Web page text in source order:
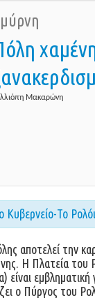
Μακαρώνη
Κυβερνείο-Το Ρολόι
αποτελεί την
Η Πλατεία του
είναι εμβληματική
ο Πύργος του